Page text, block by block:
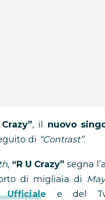
, il nuovo
di “Contrast”.
, “R U Crazy” segna
di migliaia di
Ufficiale e del